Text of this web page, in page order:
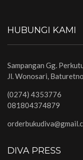
HUBUNGI KAMI
Sampangan Gg.
Jl. Wonosari,
(0274) 4353776
081804374879
DIVA PRESS